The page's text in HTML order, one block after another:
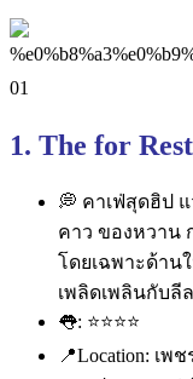
1. The for
💭 คาเฟ่สุดฮิป
คาว ของหวาน
โดยเฉพาะด้าน
เพลิดเพลินกับลี
👅: ⭐⭐⭐⭐
📍Location: เพ